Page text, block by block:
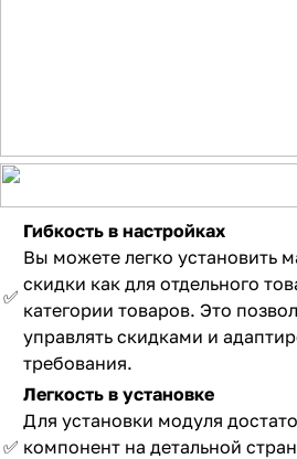
✅
Гибкость в настройках
Вы можете легко установить
скидки как для отдельного
категории товаров. Это
управлять скидками и
требования.
✅
Легкость в установке
Для установки модуля
компонент на детальной